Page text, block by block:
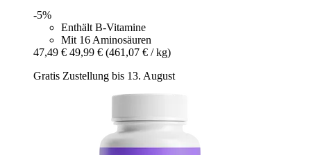
-5%
Enthält B-Vitamine
Mit 16 Aminosäuren
47,49 € 49,99 € (461,07 € / kg)
Gratis Zustellung bis 13. August